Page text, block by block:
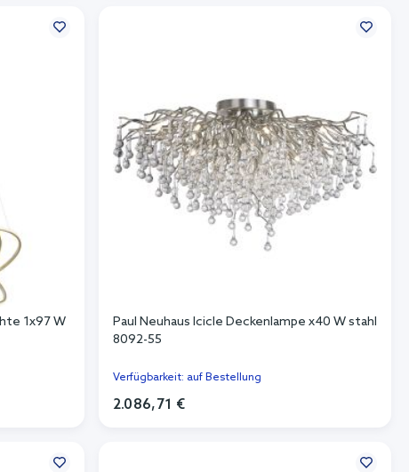
1x97 W
Paul Neuhaus Icicle Deckenlampe x40 W stahl
8092-55
Verfügbarkeit: auf Bestellung
2.086,71 €